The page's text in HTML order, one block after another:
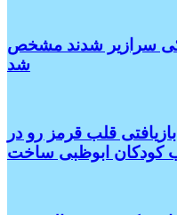
خشکی سرازیر شدند مشخص
شد
قلب قرمز رو در
کودکان ابوظبی ساخت